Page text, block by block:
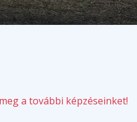
a további képzéseinket!